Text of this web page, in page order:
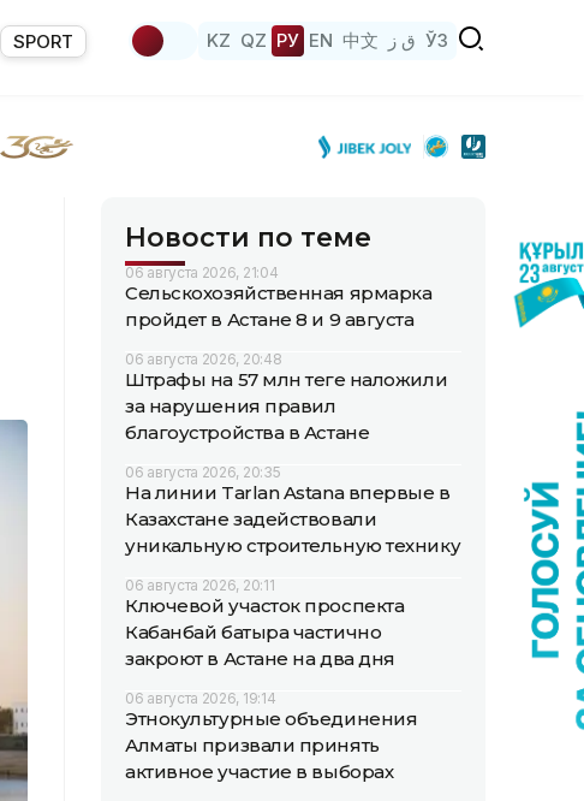
SPORT KZ QZ РУ EN 中文 ق ز ЎЗ
Новости по теме
06 августа 2026, 21:04
Сельскохозяйственная ярмарка
пройдет в Астане 8 и 9 августа
06 августа 2026, 20:48
Штрафы на 57 млн теңге наложили
за нарушения правил
благоустройства в Астане
06 августа 2026, 20:35
На линии Tarlan Astana впервые в
Казахстане задействовали
уникальную строительную технику
06 августа 2026, 20:11
Ключевой участок проспекта
Кабанбай батыра частично
закроют в Астане на два дня
06 августа 2026, 19:14
Этнокультурные объединения
Алматы призвали принять
активное участие в выборах